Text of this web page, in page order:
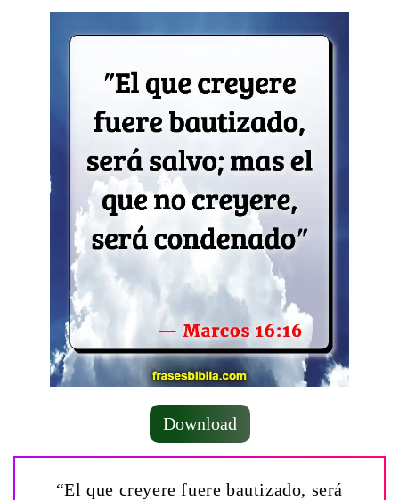
Download
“El que creyere fuere bautizado, será